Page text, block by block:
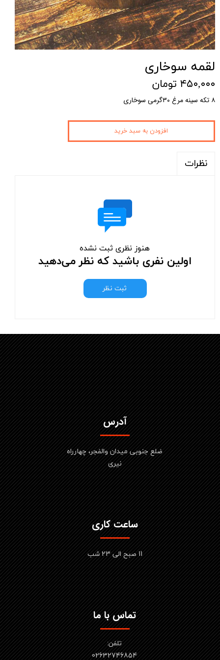
لقمه سوخاری
۴۵۰,۰۰۰ تومان
۸ تکه سینه مرغ ۳۰گرمی سوخاری
افزودن به سبد خرید
نظرات
هنوز نظری ثبت نشده
اولین نفری باشید که نظر می‌دهید
ثبت نظر
آدرس
ضلع جنوبی میدان والفجر، چهارراه
نیری
ساعت کاری
11 صبح الی 23 شب
تماس با ما
تلفن:
02632746854